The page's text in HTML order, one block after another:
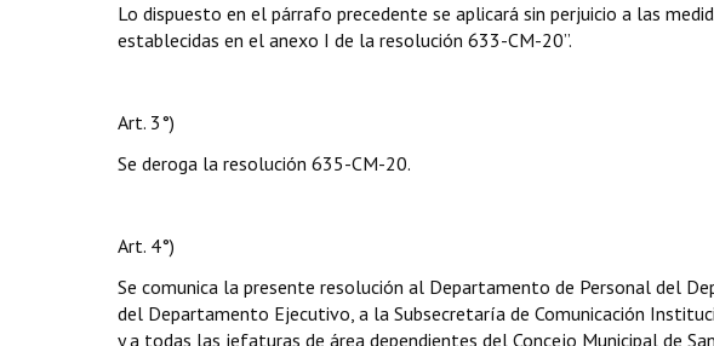
Lo dispuesto en el párrafo precedente se aplicará sin perjuicio a las
establecidas en el anexo I de la resolución 633-CM-20”.
Art. 3°)
Se deroga la resolución 635-CM-20.
Art. 4°)
Se comunica la presente resolución al Departamento de Personal del
del Departamento Ejecutivo, a la Subsecretaría de Comunicación
y a todas las jefaturas de área dependientes del Concejo Municipal de